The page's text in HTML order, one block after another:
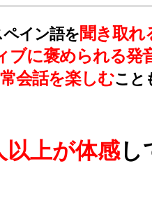
イン語を聞き取れ
ブに褒められる発
会話を楽しむこと
以上が体感し